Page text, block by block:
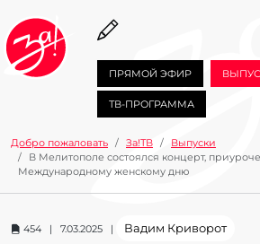
ПРЯМОЙ ЭФИР
ТВ-ПРОГРАММА
Добро пожаловать За!ТВ
Выпуски
В Мелитополе состоялся концерт,
Международному женскому дню
454 | 7.03.2025 | Вадим Криворот